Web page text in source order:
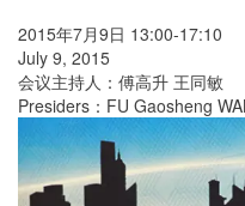
2015年7月9日 13:00-17:10
July 9, 2015
会议主持人：傅高升 王同敏
Presiders：FU Gaosheng